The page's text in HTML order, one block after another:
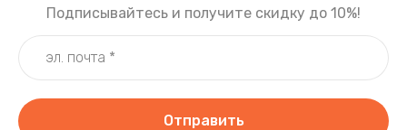
Подписывайтесь и получите скидку до 10%!
Отправить